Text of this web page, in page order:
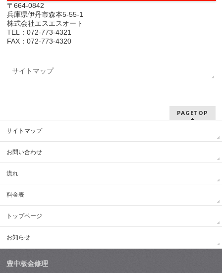
〒664-0842
兵庫県伊丹市森本5-55-1
株式会社エスエスオート
TEL：072-773-4321
FAX：072-773-4320
サイトマップ
PAGETOP
サイトマップ
お問い合わせ
流れ
料金表
トップページ
お知らせ
豊中板金修理